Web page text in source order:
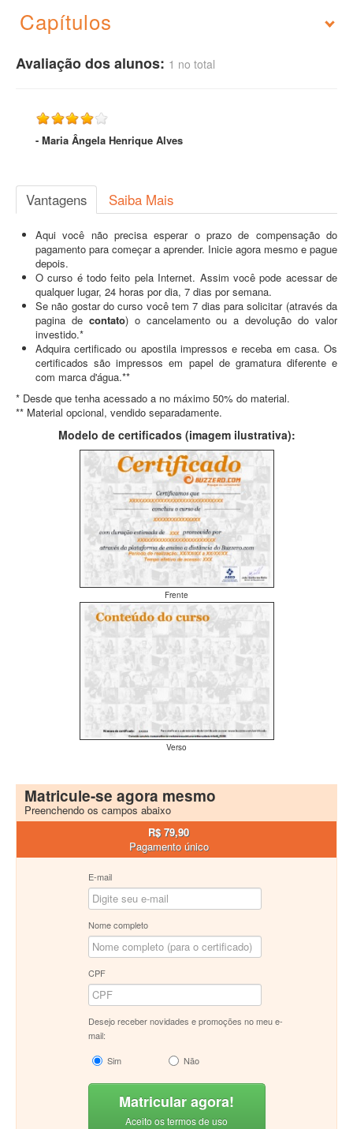
Capítulos
Avaliação dos alunos: 1 no total
- Maria Ângela Henrique Alves
Vantagens Saiba Mais
Aqui você não precisa esperar o prazo de compensação do
pagamento para começar a aprender. Inicie agora mesmo e pague
depois.
O curso é todo feito pela Internet. Assim você pode acessar de
qualquer lugar, 24 horas por dia, 7 dias por semana.
Se não gostar do curso você tem 7 dias para solicitar (através da
pagina de contato) o cancelamento ou a devolução do valor
investido.*
Adquira certificado ou apostila impressos e receba em casa. Os
certificados são impressos em papel de gramatura diferente e
com marca d'água.**
* Desde que tenha acessado a no máximo 50% do material.
** Material opcional, vendido separadamente.
Modelo de certificados (imagem ilustrativa):
Frente
Verso
Matricule-se agora mesmo
Preenchendo os campos abaixo
R$ 79,90
Pagamento único
E-mail
Nome completo
CPF
Desejo receber novidades e promoções no meu e-
mail:
Sim
Não
Matricular agora!
Aceito os termos de uso